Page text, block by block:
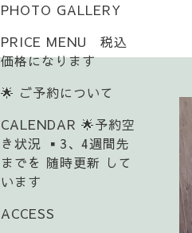
PHOTO GALLERY
PRICE MENU 税込
価格になります
🌟 ご予約について
CALENDAR 🌟予約空
き状況 ▪️3、4週間先
までを 随時更新 して
います
ACCESS